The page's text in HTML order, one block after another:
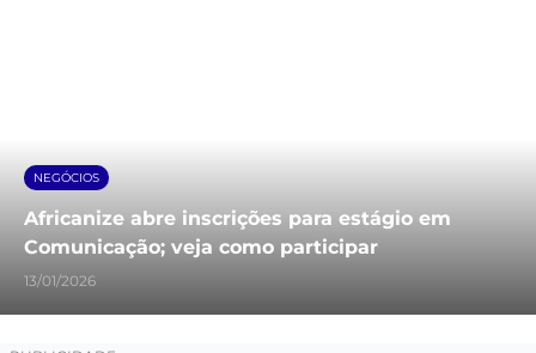
NEGÓCIOS
Africanize abre inscrições para estágio em
Comunicação; veja como participar
13/01/2026